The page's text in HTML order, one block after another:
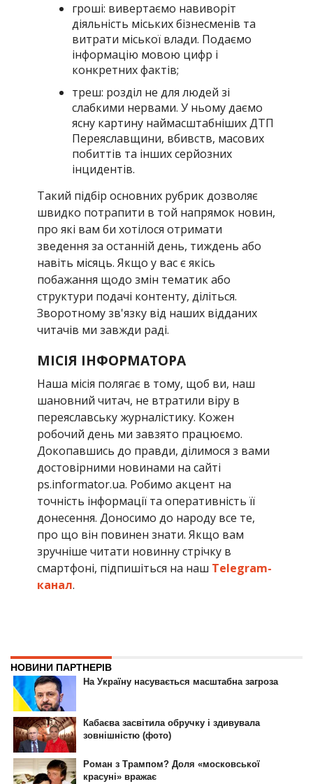
гроші: вивертаємо навиворіт
діяльність міських бізнесменів та
витрати міської влади. Подаємо
інформацію мовою цифр і
конкретних фактів;
треш: розділ не для людей зі
слабкими нервами. У ньому даємо
ясну картину наймасштабніших ДТП
Переяславщини, вбивств, масових
побиттів та інших серйозних
інцидентів.
Такий підбір основних рубрик дозволяє
швидко потрапити в той напрямок новин,
про які вам би хотілося отримати
зведення за останній день, тиждень або
навіть місяць. Якщо у вас є якісь
побажання щодо змін тематик або
структури подачі контенту, діліться.
Зворотному зв'язку від наших відданих
читачів ми завжди раді.
МІСІЯ ІНФОРМАТОРА
Наша місія полягає в тому, щоб ви, наш
шановний читач, не втратили віру в
переяславську журналістику. Кожен
робочий день ми завзято працюємо.
Докопавшись до правди, ділимося з вами
достовірними новинами на сайті
ps.informator.ua. Робимо акцент на
точність інформації та оперативність її
донесення. Доносимо до народу все те,
про що він повинен знати. Якщо вам
зручніше читати новинну стрічку в
смартфоні, підпишіться на наш Telegram-
канал.